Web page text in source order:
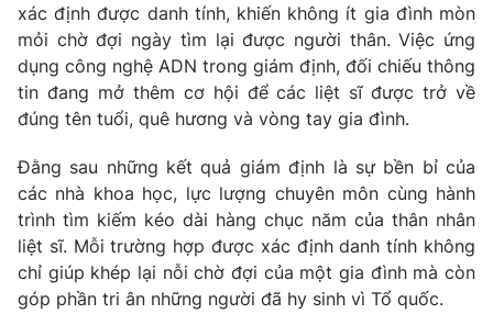
Chuyên mục khác
Emagazine Podcast
Photo Infographic
Video Shorts video
VTV Money VTV Thể thao
VTV Sức khoẻ Bất động sản
xác định được danh tính, khiến không ít gia đình mòn
mỏi chờ đợi ngày tìm lại được người thân. Việc ứng
dụng công nghệ ADN trong giám định, đối chiếu thông
tin đang mở thêm cơ hội để các liệt sĩ được trở về
đúng tên tuổi, quê hương và vòng tay gia đình.
Đằng sau những kết quả giám định là sự bền bỉ của
các nhà khoa học, lực lượng chuyên môn cùng hành
trình tìm kiếm kéo dài hàng chục năm của thân nhân
liệt sĩ. Mỗi trường hợp được xác định danh tính không
chỉ giúp khép lại nỗi chờ đợi của một gia đình mà còn
góp phần tri ân những người đã hy sinh vì Tổ quốc.